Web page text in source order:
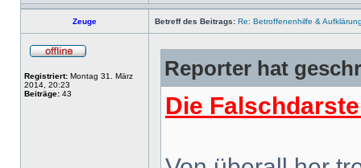
Zeuge Betreff des Beitrags: Re: Betroffenenhilfe &
Registriert: Montag 31. März
2014, 20:23
Beiträge: 43
Reporter hat
Die